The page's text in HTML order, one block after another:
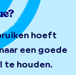
hoeft
een goede
te houden.